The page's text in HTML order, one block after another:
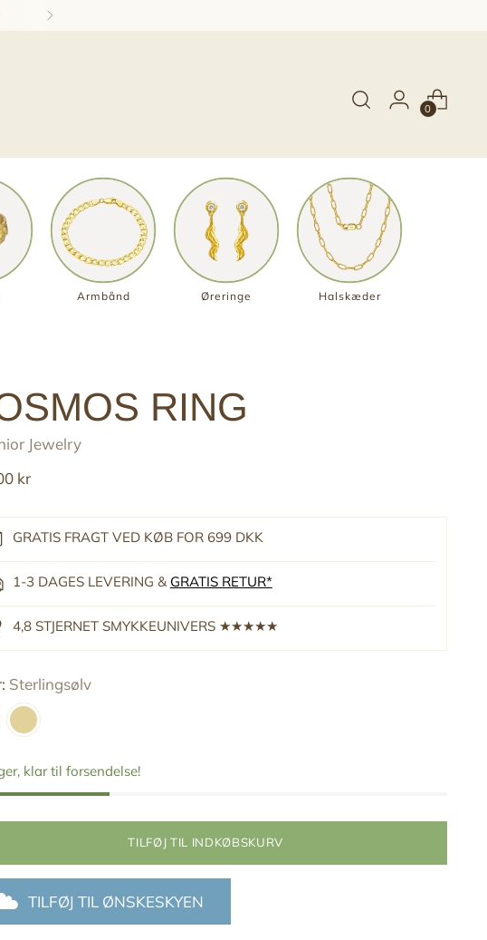
0
Armbånd Øreringe Halskæder
RING
Jewelry
kr
GRATIS FRAGT VED KØB FOR 699 DKK
1-3 DAGES LEVERING & GRATIS RETUR*
4,8 STJERNET SMYKKEUNIVERS ★★★★★
Sterlingsølv
klar til forsendelse!
TILFØJ TIL INDKØBSKURV
TILFØJ TIL ØNSKESKYEN